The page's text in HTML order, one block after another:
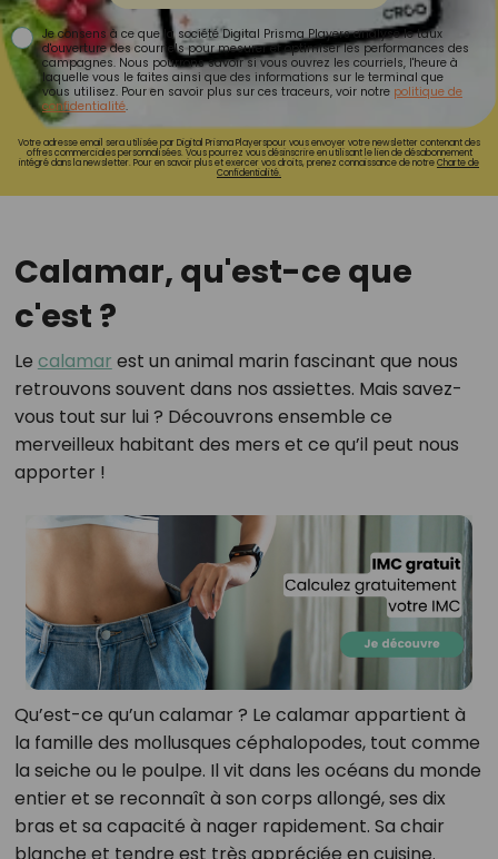
Je consens à ce que la société Digital Prisma Players analyse le taux
d'ouverture des courriels pour mesurer et optimiser les performances des
campagnes. Nous pourrons savoir si vous ouvrez les courriels, l'heure à
laquelle vous le faites ainsi que des informations sur le terminal que
vous utilisez. Pour en savoir plus sur ces traceurs, voir notre politique de
confidentialité.
Votre adresse email sera utilisée par Digital Prisma Playerspour vous envoyer votre newsletter contenant des
offres commerciales personnalisées. Vous pourrez vous désinscrire en utilisant le lien de désabonnement
intégré dans la newsletter. Pour en savoir plus et exercer vos droits, prenez connaissance de notreCharte de
Confidentialité.
Calamar, qu'est-ce que
c'est ?
Le calamar est un animal marin fascinant que nous
retrouvons souvent dans nos assiettes. Mais savez-
vous tout sur lui ? Découvrons ensemble ce
merveilleux habitant des mers et ce qu’il peut nous
apporter !
Qu’est-ce qu’un calamar ? Le calamar appartient à
la famille des mollusques céphalopodes, tout comme
la seiche ou le poulpe. Il vit dans les océans du monde
entier et se reconnaît à son corps allongé, ses dix
bras et sa capacité à nager rapidement. Sa chair